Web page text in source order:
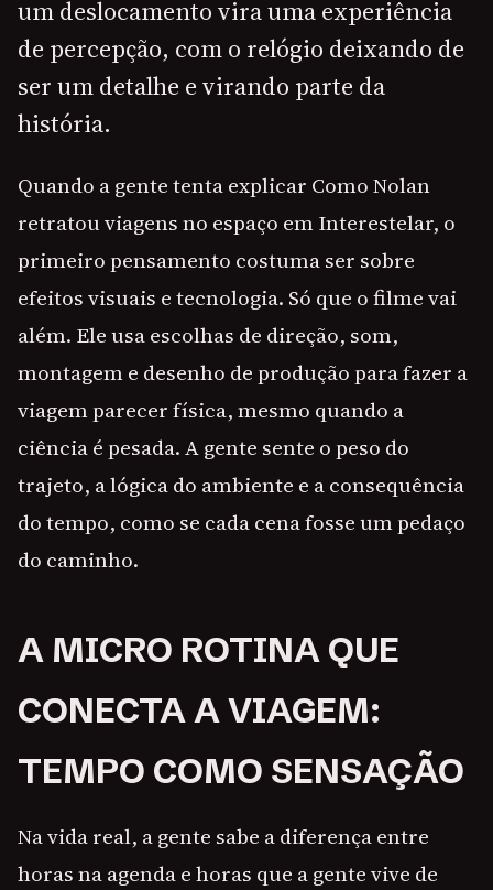
um deslocamento vira uma experiência
de percepção, com o relógio deixando de
ser um detalhe e virando parte da
história.
Quando a gente tenta explicar Como Nolan
retratou viagens no espaço em Interestelar, o
primeiro pensamento costuma ser sobre
efeitos visuais e tecnologia. Só que o filme vai
além. Ele usa escolhas de direção, som,
montagem e desenho de produção para fazer a
viagem parecer física, mesmo quando a
ciência é pesada. A gente sente o peso do
trajeto, a lógica do ambiente e a consequência
do tempo, como se cada cena fosse um pedaço
do caminho.
A MICRO ROTINA QUE
CONECTA A VIAGEM:
TEMPO COMO SENSAÇÃO
Na vida real, a gente sabe a diferença entre
horas na agenda e horas que a gente vive de